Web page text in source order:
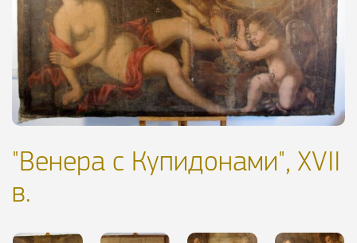
"Венера с Купидонами", XVII
в.